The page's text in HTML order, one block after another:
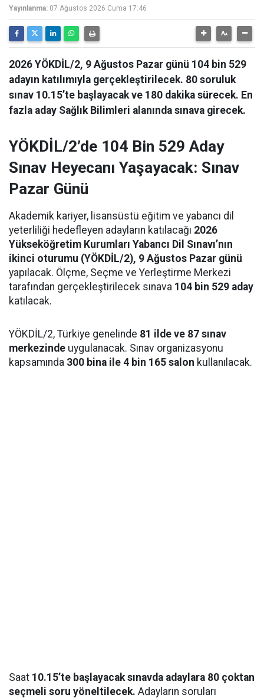
Yayınlanma: 07 Ağustos 2026 Cuma 17:46
2026 YÖKDİL/2, 9 Ağustos Pazar günü 104 bin 529
adayın katılımıyla gerçekleştirilecek. 80 soruluk
sınav 10.15’te başlayacak ve 180 dakika sürecek. En
fazla aday Sağlık Bilimleri alanında sınava girecek.
YÖKDİL/2’de 104 Bin 529 Aday
Sınav Heyecanı Yaşayacak: Sınav
Pazar Günü
Akademik kariyer, lisansüstü eğitim ve yabancı dil
yeterliliği hedefleyen adayların katılacağı 2026
Yükseköğretim Kurumları Yabancı Dil Sınavı’nın
ikinci oturumu (YÖKDİL/2), 9 Ağustos Pazar günü
yapılacak. Ölçme, Seçme ve Yerleştirme Merkezi
tarafından gerçekleştirilecek sınava 104 bin 529 aday
katılacak.
YÖKDİL/2, Türkiye genelinde 81 ilde ve 87 sınav
merkezinde uygulanacak. Sınav organizasyonu
kapsamında 300 bina ile 4 bin 165 salon kullanılacak.
Saat 10.15’te başlayacak sınavda adaylara 80 çoktan
seçmeli soru yöneltilecek. Adayların soruları